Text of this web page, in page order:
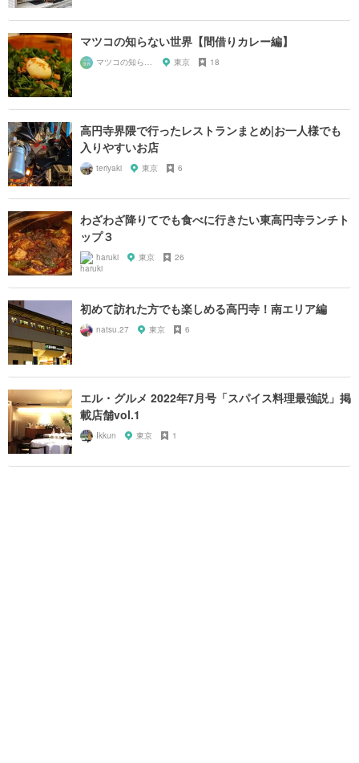
マツコの知らない世界【間借りカレー編】
東京 18
高円寺界隈で行ったレストランまとめ|お一人様でも
入りやすいお店
teriyaki 東京 6
わざわざ降りてでも食べに行きたい東高円寺ランチト
ップ３
haruki 東京 26
初めて訪れた方でも楽しめる高円寺！南エリア編
natsu.27 東京 6
エル・グルメ 2022年7月号「スパイス料理最強説」掲
載店舗vol.1
Ikkun 東京 1